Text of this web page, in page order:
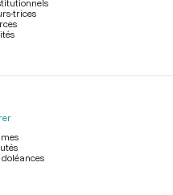
trices
doléances